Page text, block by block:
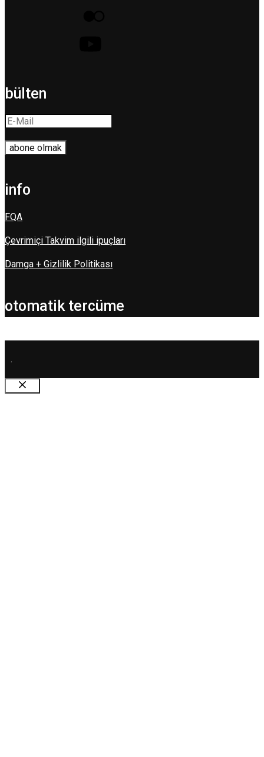
bülten
info
FQA
Çevrimiçi Takvim ilgili ipuçları
Damga + Gizlilik Politikası
otomatik tercüme
.
Kapat